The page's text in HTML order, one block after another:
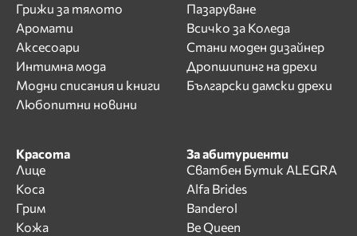
Грижи за тялото
Аромати
Аксесоари
Интимна мода
Модни списания и книги
Любопитни новини
Пазаруване
Всичко за Коледа
Стани моден дизайнер
Дропшипинг на дрехи
Български дамски дрехи
Красота
Лице
Коса
Грим
Кожа
За абитуриенти
Сватбен Бутик ALEGRA
Alfa Brides
Banderol
Be Queen